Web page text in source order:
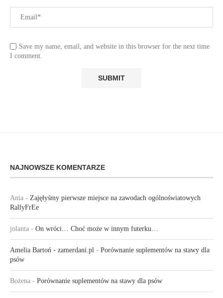
Save my name, email, and website in this browser for the next time
I comment.
NAJNOWSZE KOMENTARZE
Ania - Zajęłyśmy pierwsze miejsce na zawodach ogólnoświatowych
RallyFrEe
jolanta - On wróci… Choć może w innym futerku…
Amelia Bartoń - zamerdani.pl - Porównanie suplementów na stawy dla
psów
Bożena - Porównanie suplementów na stawy dla psów